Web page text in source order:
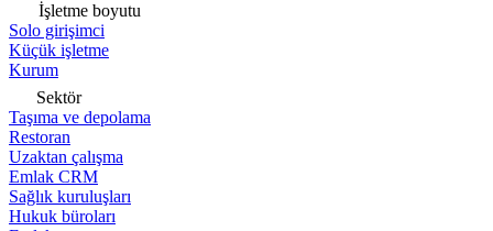
İşletme boyutu
Solo girişimci
Küçük işletme
Kurum
Sektör
Taşıma ve depolama
Restoran
Uzaktan çalışma
Emlak CRM
Sağlık kuruluşları
Hukuk büroları